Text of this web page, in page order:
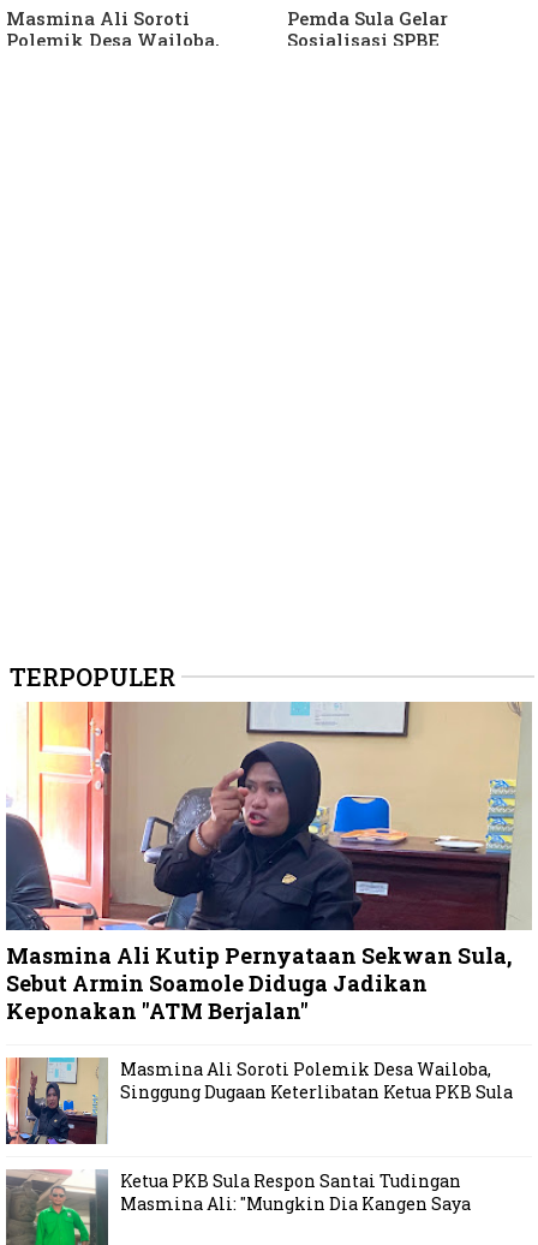
Masmina Ali Soroti
Polemik Desa Wailoba,
Pemda Sula Gelar
Sosialisasi SPBE
TERPOPULER
Masmina Ali Kutip Pernyataan Sekwan Sula,
Sebut Armin Soamole Diduga Jadikan
Keponakan "ATM Berjalan"
Masmina Ali Soroti Polemik Desa Wailoba,
Singgung Dugaan Keterlibatan Ketua PKB Sula
Ketua PKB Sula Respon Santai Tudingan
Masmina Ali: "Mungkin Dia Kangen Saya